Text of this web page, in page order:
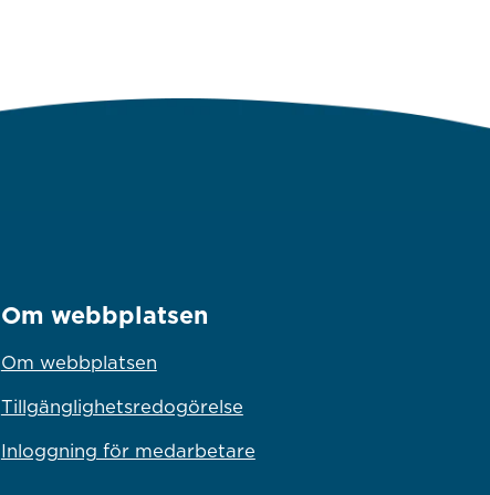
Om webbplatsen
Om webbplatsen
Tillgänglighetsredogörelse
Inloggning för medarbetare